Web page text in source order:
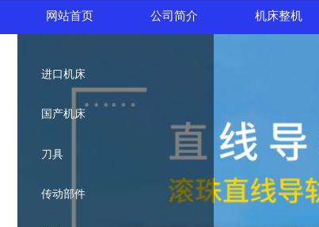
网站首页 公司简介 机床整机
进口机床
国产机床
刀具
传动部件